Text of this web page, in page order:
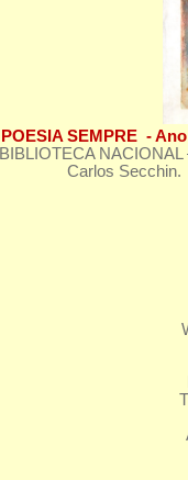
POESIA SEMPRE -
BIBLIOTECA
Carlos Secchin.